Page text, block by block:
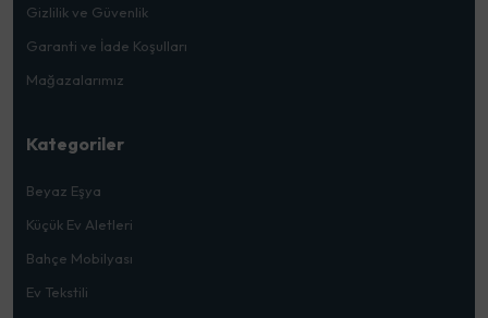
Gizlilik ve Güvenlik
Garanti ve İade Koşulları
Mağazalarımız
Kategoriler
Beyaz Eşya
Küçük Ev Aletleri
Bahçe Mobilyası
Ev Tekstili